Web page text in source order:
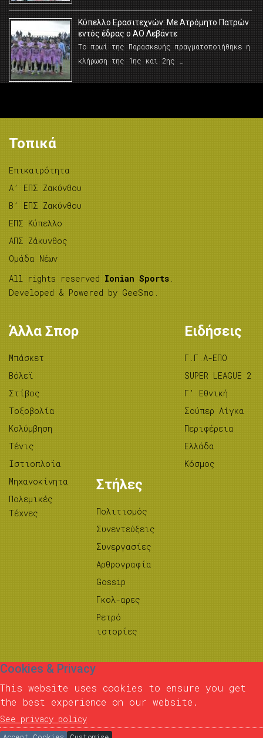
Κύπελλο Ερασιτεχνών: Με Ατρόμητο Πατρών
εντός έδρας ο ΑΟ Λεβάντε
Το πρωί της Παρασκευής πραγματοποιήθηκε η
κλήρωση της 1ης και 2ης …
Τοπικά
Επικαιρότητα
A’ ΕΠΣ Ζακύνθου
B’ ΕΠΣ Ζακύνθου
ΕΠΣ Κύπελλο
ΑΠΣ Ζάκυνθος
Ομάδα Νέων
All rights reserved Ionian Sports .
Developed & Powered by GeeSmo .
Άλλα Σπορ
Μπάσκετ
Βόλεϊ
Στίβος
Tοξοβολία
Κολύμβηση
Τένις
Ιστιοπλοΐα
Μηχανοκίνητα
Πολεμικές
Τέχνες
Ειδήσεις
Γ.Γ.Α-ΕΠΟ
SUPER LEAGUE 2
Γ’ Εθνική
Σούπερ Λίγκα
Περιφέρεια
Ελλάδα
Κόσμος
Στήλες
Πολιτισμός
Συνεντεύξεις
Συνεργασίες
Αρθρογραφία
Gossip
Γκολ-αρες
Ρετρό
ιστορίες
Cookies & Privacy
This website uses cookies to ensure you get
the best experience on our website.
See privacy policy